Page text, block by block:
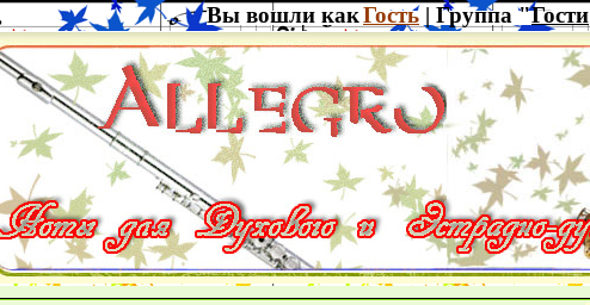
Вы вошли какГость | Группа "Гости